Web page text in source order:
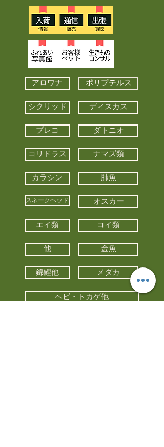
アロワナ ポリプテルス
シクリッド ディスカス
プレコ ダトニオ
コリドラス ナマズ類
カラシン 肺魚
スネークヘッド オスカー
エイ類 コイ類
他 金魚
錦鯉他 メダカ
ヘビ・トカゲ他